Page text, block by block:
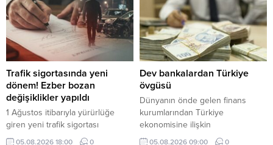
detaylar...
karşılaşmaları, Eurosport ile de
tenis ve bisiklet yayınları gibi
dünyanın önde gelen spor
müsabakalarını takip edebiliyor.
Trafik sigortasında yeni
dönem! Ezber bozan
değişiklikler yapıldı
1 Ağustos itibarıyla yürürlüğe
giren yeni trafik sigortası
düzenlemesiyle eksper atamaları
05.08.2026 18:00 0
Dev bankalardan Türkiye
övgüsü
Dünyanın önde gelen finans
kurumlarından Türkiye
ekonomisine ilişkin
değerlendirmelerinde olumlu
05.08.2026 09:00 0